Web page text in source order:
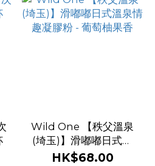
Wild One 【秩父溫泉
(埼玉)】滑嘟嘟日式溫
泉情趣凝膠粉 - 葡萄柚
HK$68.00